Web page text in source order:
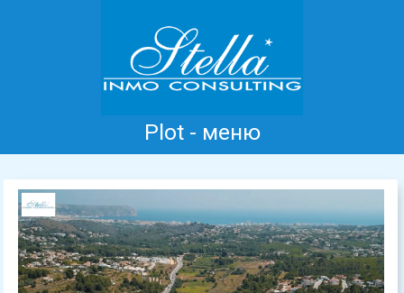
Plot - меню
Главная Коста Бланка Продажа
Аренда Новые дома информация
Отзывы Контакт